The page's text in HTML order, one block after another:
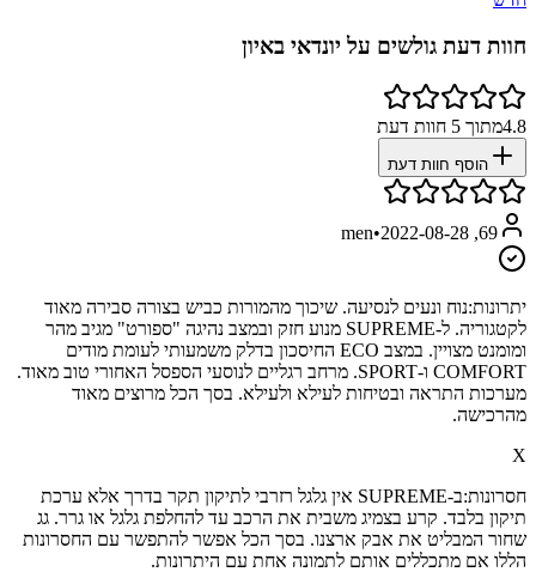
חוות דעת גולשים על יונדאי באיון
4.8מתוך 5 חוות דעת
הוסף חוות דעת
69, men
•2022-08-28
יתרונות:נוח ונעים לנסיעה. שיכוך מהמורות כביש בצורה סבירה מאוד
לקטגוריה. ל-SUPREME מנוע חזק ובמצב נהיגה "ספורט" מגיב מהר
ומומנט מצויין. במצב ECO החיסכון בדלק משמעותי לעומת מודים
COMFORT ו-SPORT. מרחב רגליים לנוסעי הספסל האחורי טוב מאוד.
מערכות התראה ובטיחות לעילא ולעילא. בסך הכל מרוצים מאוד
מהרכישה.
X
חסרונות:
ב-SUPREME אין גלגל רזרבי לתיקון תקר בדרך אלא ערכת
תיקון בלבד. קרע בצמיג משבית את הרכב עד להחלפת גלגל או גרר. גג
שחור המבליט את אבק ארצנו. בסך הכל אפשר להתפשר עם החסרונות
הללו אם מתכללים אותם לתמונה אחת עם היתרונות.